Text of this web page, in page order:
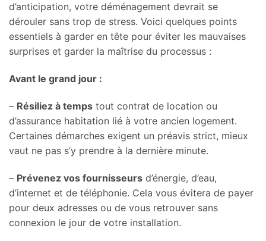
d’anticipation, votre déménagement devrait se
dérouler sans trop de stress. Voici quelques points
essentiels à garder en tête pour éviter les mauvaises
surprises et garder la maîtrise du processus :
Avant le grand jour :
– Résiliez à temps tout contrat de location ou
d’assurance habitation lié à votre ancien logement.
Certaines démarches exigent un préavis strict, mieux
vaut ne pas s’y prendre à la dernière minute.
– Prévenez vos fournisseurs d’énergie, d’eau,
d’internet et de téléphonie. Cela vous évitera de payer
pour deux adresses ou de vous retrouver sans
connexion le jour de votre installation.